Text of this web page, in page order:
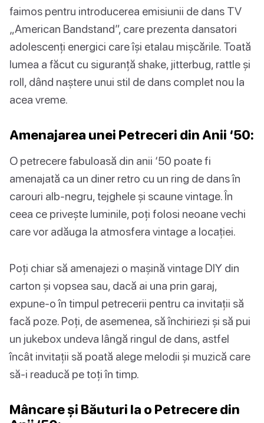
faimos pentru introducerea emisiunii de dans TV
„American Bandstand”, care prezenta dansatori
adolescenți energici care își etalau mișcările. Toată
lumea a făcut cu siguranță shake, jitterbug, rattle și
roll, dând naștere unui stil de dans complet nou la
acea vreme.
Amenajarea unei Petreceri din Anii ‘50:
O petrecere fabuloasă din anii ‘50 poate fi
amenajată ca un diner retro cu un ring de dans în
carouri alb-negru, tejghele și scaune vintage. În
ceea ce privește luminile, poți folosi neoane vechi
care vor adăuga la atmosfera vintage a locației.
Poți chiar să amenajezi o mașină vintage DIY din
carton și vopsea sau, dacă ai una prin garaj,
expune-o în timpul petrecerii pentru ca invitații să
facă poze. Poți, de asemenea, să închiriezi și să pui
un jukebox undeva lângă ringul de dans, astfel
încât invitații să poată alege melodii și muzică care
să-i readucă pe toți în timp.
Mâncare și Băuturi la o Petrecere din